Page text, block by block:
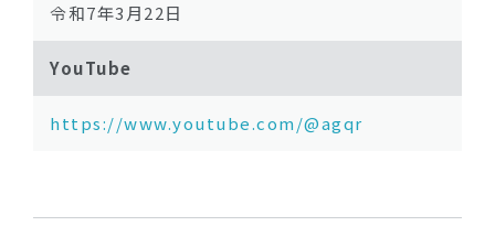
令和7年3月22日
YouTube
https://www.youtube.com/@agqr